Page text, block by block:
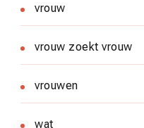
vrouw
vrouw zoekt vrouw
vrouwen
wat